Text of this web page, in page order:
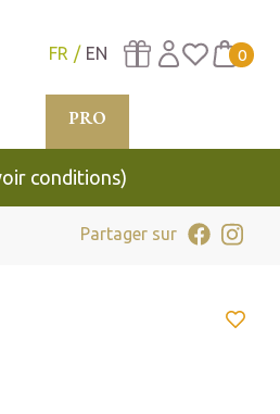
FR EN 0
PRO
conditions)
Partager sur